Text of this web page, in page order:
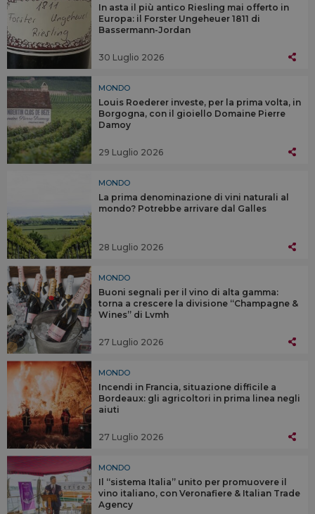
In asta il più antico Riesling mai offerto in
Europa: il Forster Ungeheuer 1811 di
Bassermann-Jordan
30 Luglio 2026
MONDO
Louis Roederer investe, per la prima volta, in
Borgogna, con il gioiello Domaine Pierre
Damoy
29 Luglio 2026
MONDO
La prima denominazione di vini naturali al
mondo? Potrebbe arrivare dal Galles
28 Luglio 2026
MONDO
Buoni segnali per il vino di alta gamma:
torna a crescere la divisione “Champagne &
Wines” di Lvmh
27 Luglio 2026
MONDO
Incendi in Francia, situazione difficile a
Bordeaux: gli agricoltori in prima linea negli
aiuti
27 Luglio 2026
MONDO
Il “sistema Italia” unito per promuovere il
vino italiano, con Veronafiere & Italian Trade
Agency